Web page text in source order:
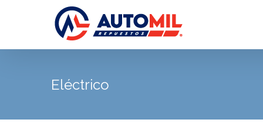
Eléctrico